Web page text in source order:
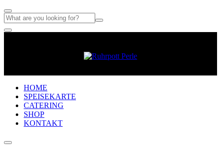
HOME
SPEISEKARTE
CATERING
SHOP
KONTAKT